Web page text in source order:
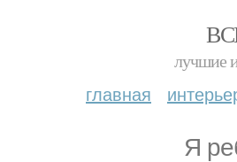
лучшие
главная
Я